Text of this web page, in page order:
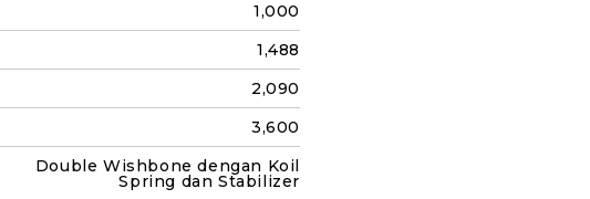
1,000
1,488
2,090
3,600
Double Wishbone dengan Koil
Spring dan Stabilizer